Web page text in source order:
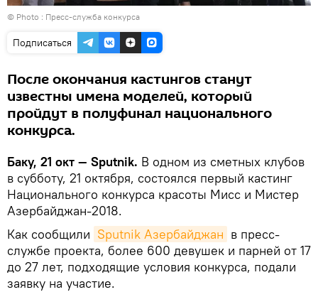
© Photo : Пресс-служба конкурса
Подписаться
После окончания кастингов станут
известны имена моделей, который
пройдут в полуфинал национального
конкурса.
Баку, 21 окт — Sputnik. В одном из сметных клубов
в субботу, 21 октября, состоялся первый кастинг
Национального конкурса красоты Мисс и Мистер
Азербайджан-2018.
Как сообщили Sputnik Азербайджан в пресс-
службе проекта, более 600 девушек и парней от 17
до 27 лет, подходящие условия конкурса, подали
заявку на участие.